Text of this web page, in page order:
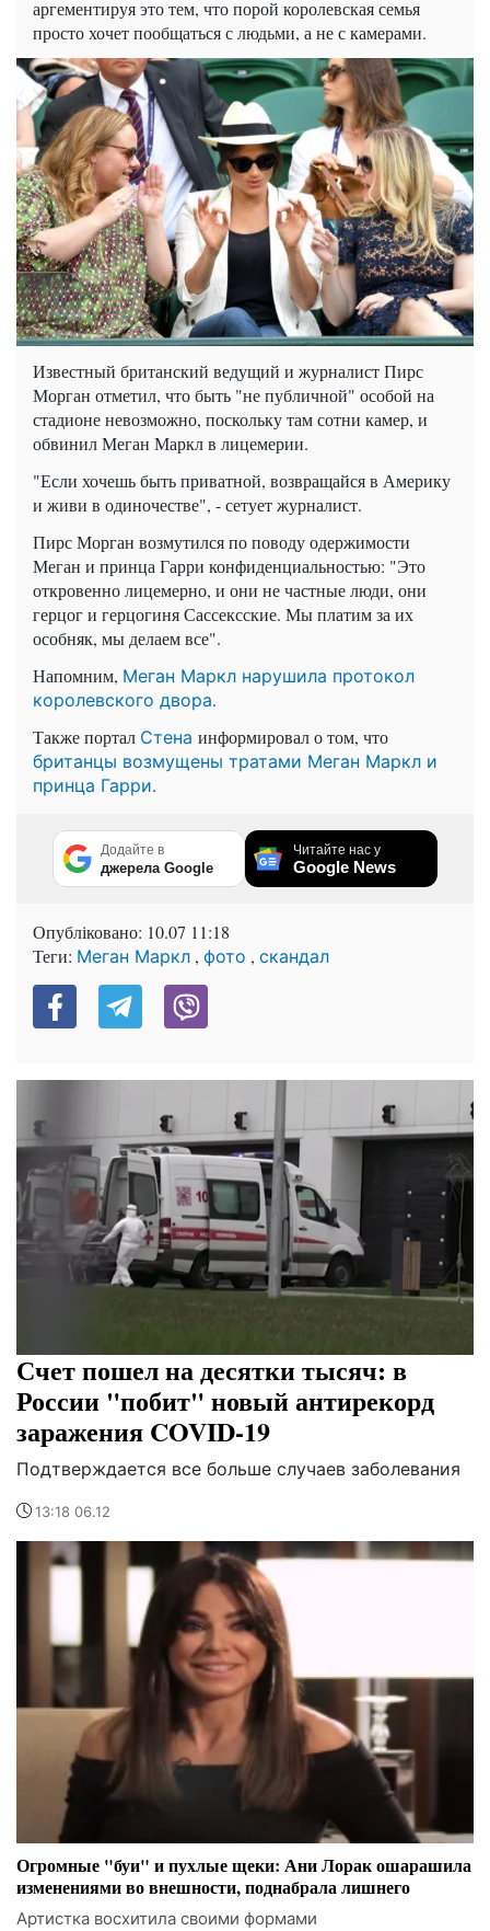
аргементируя это тем, что порой королевская семья
просто хочет пообщаться с людьми, а не с камерами.
Известный британский ведущий и журналист Пирс
Морган отметил, что быть "не публичной" особой на
стадионе невозможно, поскольку там сотни камер, и
обвинил Меган Маркл в лицемерии.
"Если хочешь быть приватной, возвращайся в Америку
и живи в одиночестве", - сетует журналист.
Пирс Морган возмутился по поводу одержимости
Меган и принца Гарри конфиденциальностью: "Это
откровенно лицемерно, и они не частные люди, они
герцог и герцогиня Сассексские. Мы платим за их
особняк, мы делаем все".
Напомним, Меган Маркл нарушила протокол
королевского двора.
Также портал Стена информировал о том, что
британцы возмущены тратами Меган Маркл и
принца Гарри.
Додайте в
джерела Google
Читайте нас у
Google News
Опубліковано: 10.07 11:18
Теги: Меган Маркл , фото , скандал
Счет пошел на десятки тысяч: в
России "побит" новый антирекорд
заражения COVID-19
Подтверждается все больше случаев заболевания
13:18 06.12
Огромные "буи" и пухлые щеки: Ани Лорак ошарашила
изменениями во внешности, поднабрала лишнего
Артистка восхитила своими формами